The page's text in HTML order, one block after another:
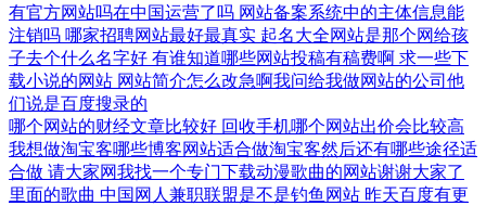
有官方网站吗在中国运营了吗 网站备案系统中的主体信息能
注销吗 哪家招聘网站最好最真实 起名大全网站是那个网给孩
子去个什么名字好 有谁知道哪些网站投稿有稿费啊 求一些下
载小说的网站 网站简介怎么改急啊我问给我做网站的公司他
们说是百度搜录的
哪个网站的财经文章比较好 回收手机哪个网站出价会比较高
我想做淘宝客哪些博客网站适合做淘宝客然后还有哪些途径适
合做 请大家网我找一个专门下载动漫歌曲的网站谢谢大家了
里面的歌曲 中国网人兼职联盟是不是钓鱼网站 昨天百度有更